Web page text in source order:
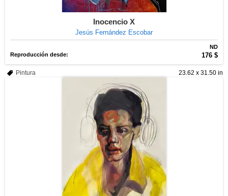
Inocencio X
Jesús Fernández Escobar
ND
Reproducción desde:
176 $
23.62 x 31.50 in
Pintura